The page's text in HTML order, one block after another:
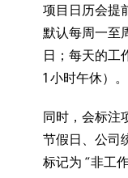
项目日历会提
默认每周一至
日；每天的工
1 小时午休）。
同时，会标注
节假日、公司
标记为 “非工